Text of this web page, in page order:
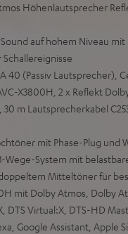
Höhenlautsprecher
auf hohem Niveau
40 (Passiv Lautsprecher),
X3800H, 2 x Reflekt
30 m Lautsprecherkabel
mit Phase-Plug und
System mit
Mitteltöner für
mit Dolby Atmos, Dolby
DTS Virtual:X, DTS-HD
Google Assistant, Apple